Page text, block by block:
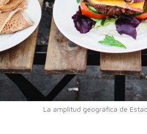
La amplitud geográfica de